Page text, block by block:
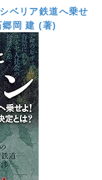
ベリア鉄道へ乗せ
郷岡 建 (著)